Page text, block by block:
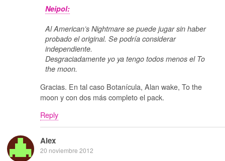
Neipol:
Al American’s Nightmare se puede jugar sin haber
probado el original. Se podría considerar
independiente.
Desgraciadamente yo ya tengo todos menos el To
the moon.
Gracias. En tal caso Botanícula, Alan wake, To the
moon y con dos más completo el pack.
Reply
Alex
20 noviembre 2012